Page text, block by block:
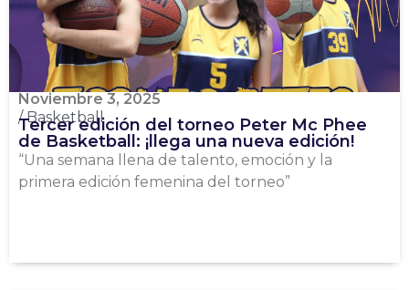
Noviembre 3, 2025
/Basketball
Tercer edición del torneo Peter Mc Phee
de Basketball: ¡llega una nueva edición!
“Una semana llena de talento, emoción y la
primera edición femenina del torneo”